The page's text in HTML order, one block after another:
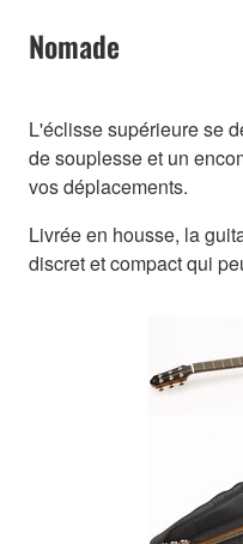
Nomade
L'éclisse supérieure se
de souplesse et un
vos déplacements.
Livrée en housse, la
discret et compact qui